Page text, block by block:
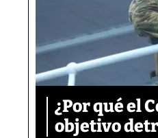
¿Por qué el
objetivo